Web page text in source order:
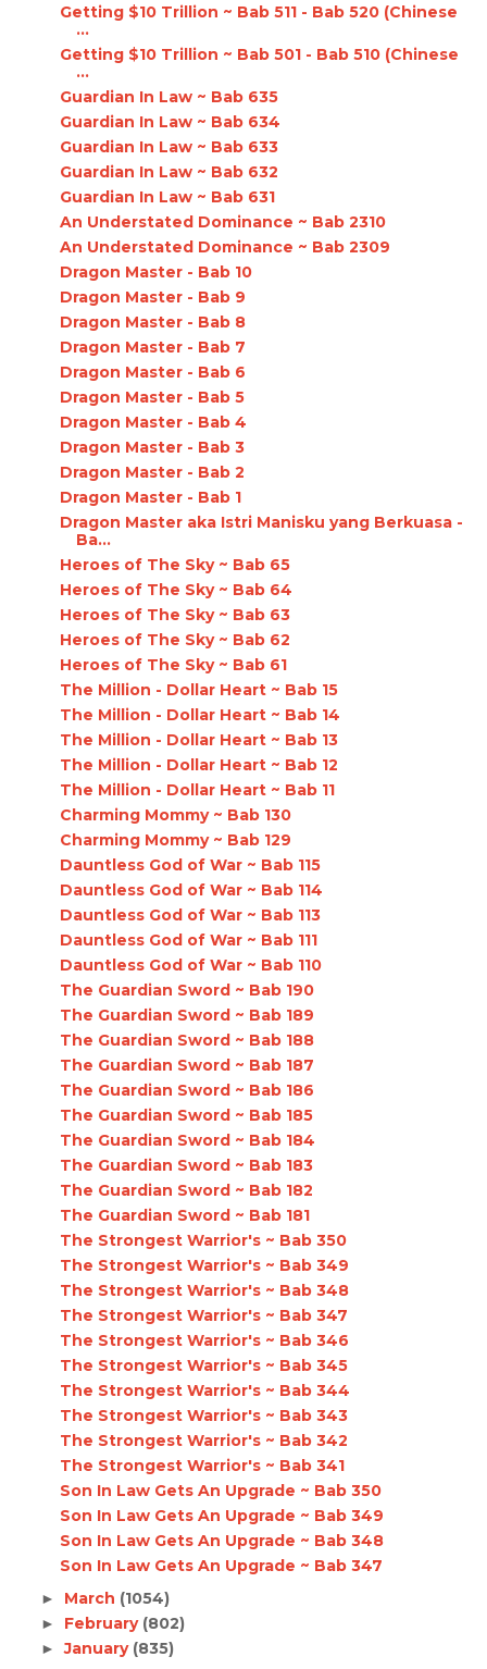
Getting $10 Trillion ~ Bab 511 - Bab 520 (Chinese
...
Getting $10 Trillion ~ Bab 501 - Bab 510 (Chinese
...
Guardian In Law ~ Bab 635
Guardian In Law ~ Bab 634
Guardian In Law ~ Bab 633
Guardian In Law ~ Bab 632
Guardian In Law ~ Bab 631
An Understated Dominance ~ Bab 2310
An Understated Dominance ~ Bab 2309
Dragon Master - Bab 10
Dragon Master - Bab 9
Dragon Master - Bab 8
Dragon Master - Bab 7
Dragon Master - Bab 6
Dragon Master - Bab 5
Dragon Master - Bab 4
Dragon Master - Bab 3
Dragon Master - Bab 2
Dragon Master - Bab 1
Dragon Master aka Istri Manisku yang Berkuasa -
Ba...
Heroes of The Sky ~ Bab 65
Heroes of The Sky ~ Bab 64
Heroes of The Sky ~ Bab 63
Heroes of The Sky ~ Bab 62
Heroes of The Sky ~ Bab 61
The Million - Dollar Heart ~ Bab 15
The Million - Dollar Heart ~ Bab 14
The Million - Dollar Heart ~ Bab 13
The Million - Dollar Heart ~ Bab 12
The Million - Dollar Heart ~ Bab 11
Charming Mommy ~ Bab 130
Charming Mommy ~ Bab 129
Dauntless God of War ~ Bab 115
Dauntless God of War ~ Bab 114
Dauntless God of War ~ Bab 113
Dauntless God of War ~ Bab 111
Dauntless God of War ~ Bab 110
The Guardian Sword ~ Bab 190
The Guardian Sword ~ Bab 189
The Guardian Sword ~ Bab 188
The Guardian Sword ~ Bab 187
The Guardian Sword ~ Bab 186
The Guardian Sword ~ Bab 185
The Guardian Sword ~ Bab 184
The Guardian Sword ~ Bab 183
The Guardian Sword ~ Bab 182
The Guardian Sword ~ Bab 181
The Strongest Warrior's ~ Bab 350
The Strongest Warrior's ~ Bab 349
The Strongest Warrior's ~ Bab 348
The Strongest Warrior's ~ Bab 347
The Strongest Warrior's ~ Bab 346
The Strongest Warrior's ~ Bab 345
The Strongest Warrior's ~ Bab 344
The Strongest Warrior's ~ Bab 343
The Strongest Warrior's ~ Bab 342
The Strongest Warrior's ~ Bab 341
Son In Law Gets An Upgrade ~ Bab 350
Son In Law Gets An Upgrade ~ Bab 349
Son In Law Gets An Upgrade ~ Bab 348
Son In Law Gets An Upgrade ~ Bab 347
► March (1054)
► February (802)
►January (835)